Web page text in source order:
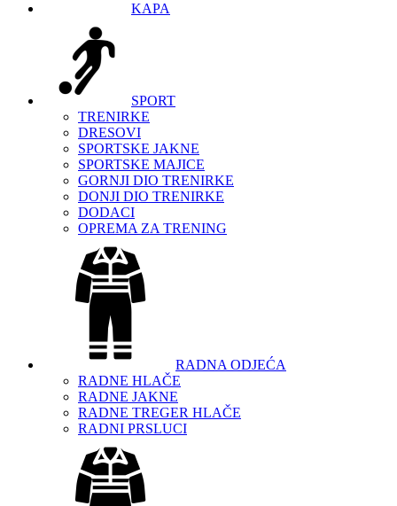
KAPA
SPORT
TRENIRKE
DRESOVI
SPORTSKE JAKNE
SPORTSKE MAJICE
GORNJI DIO TRENIRKE
DONJI DIO TRENIRKE
DODACI
OPREMA ZA TRENING
RADNA ODJEĆA
RADNE HLAČE
RADNE JAKNE
RADNE TREGER HLAČE
RADNI PRSLUCI